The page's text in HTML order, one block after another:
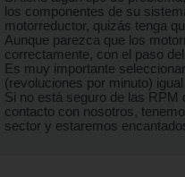
los componentes de su
motorreductor, quizás tenga
Aunque parezca que los
correctamente, con el paso
Es muy importante
(revoluciones por minuto)
Si no está seguro de las RPM
contacto con nosotros,
sector y estaremos